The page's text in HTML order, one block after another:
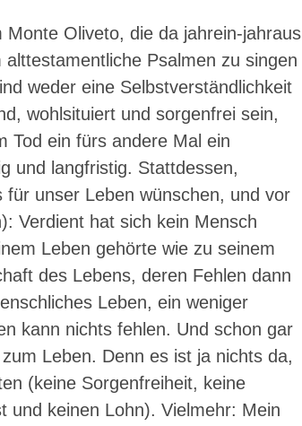
Oliveto, die da jahrein-jahraus
Psalmen zu singen
weder eine Selbstverständlichkeit
wohlsituiert und sorgenfrei sein,
Tod ein fürs andere Mal ein
und langfristig. Stattdessen,
unser Leben wünschen, und vor
Verdient hat sich kein Mensch
Leben gehörte wie zu seinem
des Lebens, deren Fehlen dann
Leben, ein weniger
kann nichts fehlen. Und schon gar
Leben. Denn es ist ja nichts da,
(keine Sorgenfreiheit, keine
und keinen Lohn). Vielmehr: Mein